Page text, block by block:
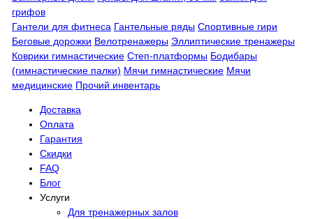
грифов
Гантели для фитнеса Гантельные ряды Спортивные гири
Беговые дорожки Велотренажеры Эллиптические тренажеры
Коврики гимнастические Степ-платформы Бодибары
(гимнастические палки) Мячи гимнастические Мячи
медицинские Прочий инвентарь
Доставка
Оплата
Гарантия
Скидки
FAQ
Блог
Услуги
Для тренажерных залов